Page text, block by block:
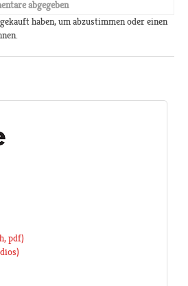
abgegeben
haben, um abzustimmen oder einen
pdf)